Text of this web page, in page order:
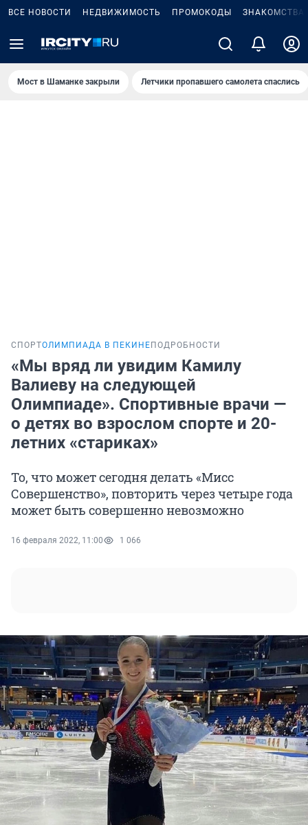
ВСЕ НОВОСТИ НЕДВИЖИМОСТЬ ПРОМОКОДЫ ЗНАКОМСТВА
Мост в Шаманке закрыли Летчики пропавшего самолета спаслись
СПОРТОЛИМПИАДА В ПЕКИНЕ ПОДРОБНОСТИ
«Мы вряд ли увидим Камилу
Валиеву на следующей
Олимпиаде». Спортивные врачи —
о детях во взрослом спорте и 20-
летних «стариках»
То, что может сегодня делать «Мисс
Совершенство», повторить через четыре года
может быть совершенно невозможно
16 февраля 2022, 11:00 1 066